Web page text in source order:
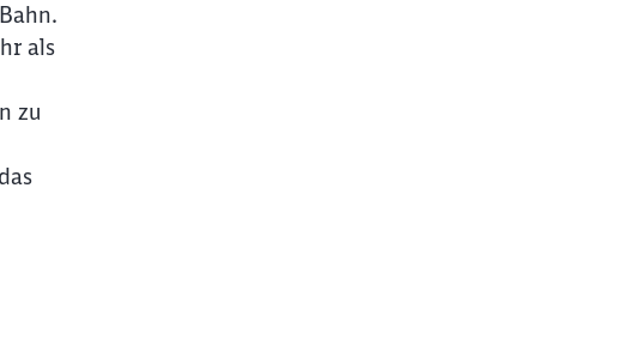
als
zu